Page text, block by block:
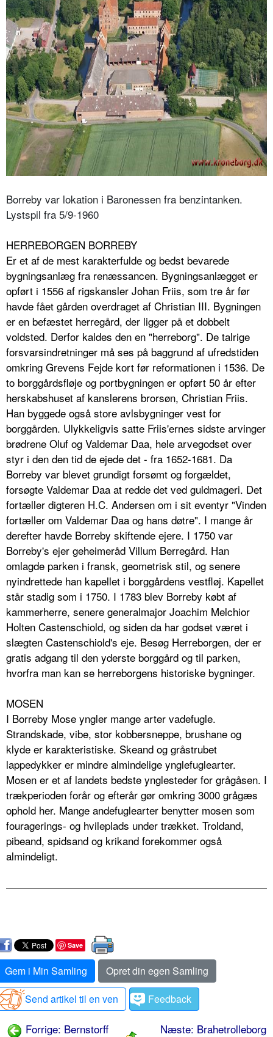
Borreby var lokation i Baronessen fra benzintanken.
Lystspil fra 5/9-1960
HERREBORGEN BORREBY
Er et af de mest karakterfulde og bedst bevarede
bygningsanlæg fra renæssancen. Bygningsanlægget er
opført i 1556 af rigskansler Johan Friis, som tre år før
havde fået gården overdraget af Christian III. Bygningen
er en befæstet herregård, der ligger på et dobbelt
voldsted. Derfor kaldes den en "herreborg". De talrige
forsvarsindretninger må ses på baggrund af ufredstiden
omkring Grevens Fejde kort før reformationen i 1536. De
to borggårdsfløje og portbygningen er opført 50 år efter
herskabshuset af kanslerens brorsøn, Christian Friis.
Han byggede også store avlsbygninger vest for
borggården. Ulykkeligvis satte Friis'ernes sidste arvinger
brødrene Oluf og Valdemar Daa, hele arvegodset over
styr i den den tid de ejede det - fra 1652-1681. Da
Borreby var blevet grundigt forsømt og forgældet,
forsøgte Valdemar Daa at redde det ved guldmageri. Det
fortæller digteren H.C. Andersen om i sit eventyr "Vinden
fortæller om Valdemar Daa og hans døtre". I mange år
derefter havde Borreby skiftende ejere. I 1750 var
Borreby's ejer geheimeråd Villum Berregård. Han
omlagde parken i fransk, geometrisk stil, og senere
nyindrettede han kapellet i borggårdens vestfløj. Kapellet
står stadig som i 1750. I 1783 blev Borreby købt af
kammerherre, senere generalmajor Joachim Melchior
Holten Castenschiold, og siden da har godset været i
slægten Castenschiold's eje. Besøg Herreborgen, der er
gratis adgang til den yderste borggård og til parken,
hvorfra man kan se herreborgens historiske bygninger.
MOSEN
I Borreby Mose yngler mange arter vadefugle.
Strandskade, vibe, stor kobbersneppe, brushane og
klyde er karakteristiske. Skeand og gråstrubet
lappedykker er mindre almindelige ynglefuglearter.
Mosen er et af landets bedste ynglesteder for grågåsen. I
trækperioden forår og efterår gør omkring 3000 grågæs
ophold her. Mange andefuglearter benytter mosen som
fouragerings- og hvileplads under trækket. Troldand,
pibeand, spidsand og krikand forekommer også
almindeligt.
Save
Gem i Min Samling
Opret din egen Samling
Send artikel til en ven
Feedback
Forrige: Bernstorff
Næste: Brahetrolleborg